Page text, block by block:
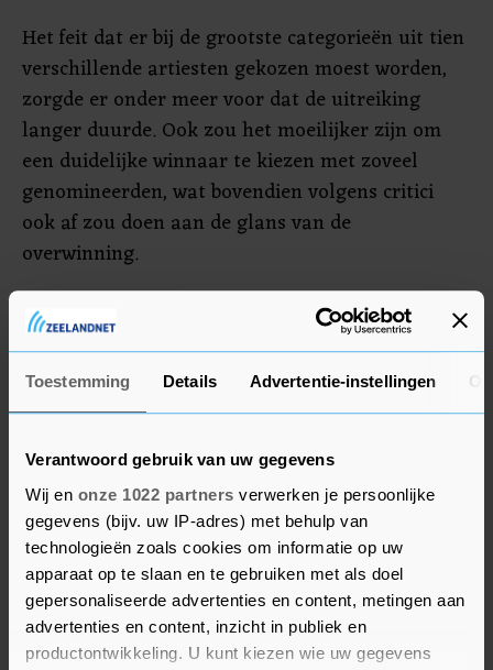
Toestemming Details Advertentie-instellingen
Verantwoord gebruik van uw gegevens
Wij en onze 1022 partners verwerken je persoonlijke
gegevens (bijv. uw IP-adres) met behulp van
technologieën zoals cookies om informatie op uw
apparaat op te slaan en te gebruiken met als doel
gepersonaliseerde advertenties en content, metingen aan
advertenties en content, inzicht in publiek en
productontwikkeling. U kunt kiezen wie uw gegevens
Het feit dat er bij de grootste categorieën uit tien
verschillende artiesten gekozen moest worden,
zorgde er onder meer voor dat de uitreiking
langer duurde. Ook zou het moeilijker zijn om
een duidelijke winnaar te kiezen met zoveel
genomineerden, wat bovendien volgens critici
ook af zou doen aan de glans van de
overwinning.
Daarnaast werden er nog een aantal kleinere
nieuwe wijzigingen in de Grammy-protocollen
gedeeld. Zo komen nummers die door middel van
AI zijn gemaakt, niet in aanmerking voor een
dingen mee naar een prijs.